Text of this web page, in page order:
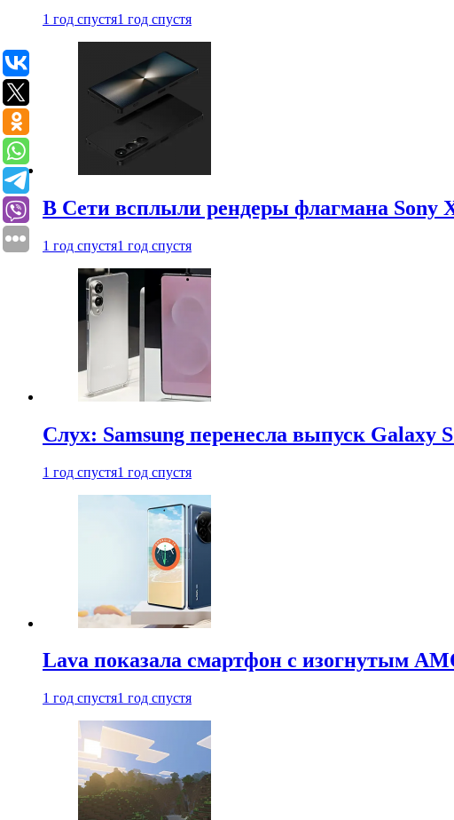
1 год спустя1 год спустя
В Сети всплыли рендеры флагмана Sony
1 год спустя1 год спустя
Слух: Samsung перенесла выпуск Galaxy
1 год спустя1 год спустя
Lava показала смартфон с изогнутым
1 год спустя1 год спустя